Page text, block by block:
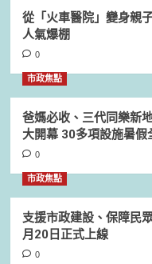
從「火車醫院」變身親
人氣爆棚
0
市政焦點
爸媽必收、三代同樂新
大開幕 30多項設施暑假
0
市政焦點
支援市政建設、保障民
月20日正式上線
0